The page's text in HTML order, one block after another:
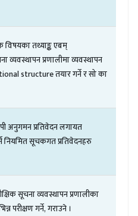
विषयकातथ्याङ्कएबम्
व्यवस्थापनप्रणालीमाव्यवस्थापन
structureतयारगर्नेरसोका
अनुगमनप्रतिवेदनलगायत
नियमितसूचकगतप्रतिवेदनहरु
सूचनाव्यवस्थापनप्रणालीका
परीक्षणगर्ने,गराउने ।